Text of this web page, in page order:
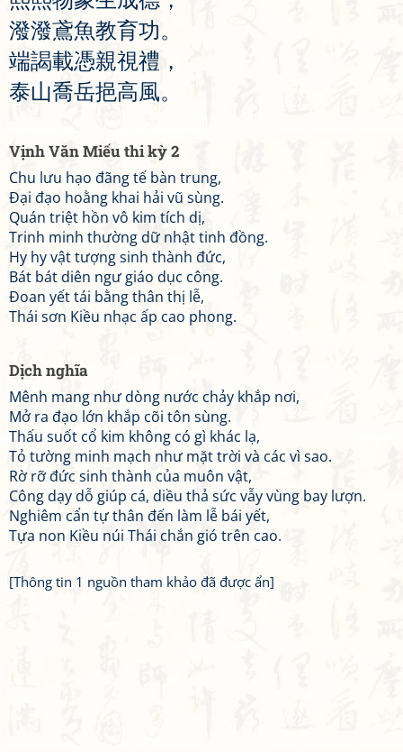
潑潑鳶魚教育功。
端謁載憑親視禮 ，
泰山喬岳挹高風。
Vịnh Văn Miếu thi kỳ 2
Chu lưu hạo đãng tế bàn trung,
Đại đạo hoằng khai hải vũ sùng.
Quán triệt hồn vô kim tích dị,
Trinh minh thường dữ nhật tinh đồng.
Hy hy vật tượng sinh thành đức,
Bát bát diên ngư giáo dục công.
Đoan yết tái bằng thân thị lễ,
Thái sơn Kiều nhạc ấp cao phong.
Dịch nghĩa
Mênh mang như dòng nước chảy khắp nơi,
Mở ra đạo lớn khắp cõi tôn sùng.
Thấu suốt cổ kim không có gì khác lạ,
Tỏ tường minh mạch như mặt trời và các vì sao.
Rờ rỡ đức sinh thành của muôn vật,
Công dạy dỗ giúp cá, diều thả sức vẫy vùng bay lượn.
Nghiêm cẩn tự thân đến làm lễ bái yết,
Tựa non Kiều núi Thái chắn gió trên cao.
[Thông tin 1 nguồn tham khảo đã được ẩn]